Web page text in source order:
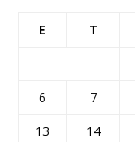
E T
6
7
13
14